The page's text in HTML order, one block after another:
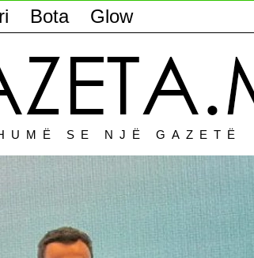
Bota Glow
SE NJË GAZETË